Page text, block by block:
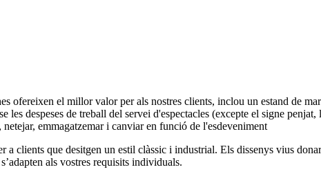
ofereixen el millor valor per als nostres clients, inclou un estand de
les despeses de treball del servei d'espectacles (excepte el signe
emmagatzemar i canviar en funció de l'esdeveniment
a clients que desitgen un estil clàssic i industrial. Els dissenys vius
als vostres requisits individuals.